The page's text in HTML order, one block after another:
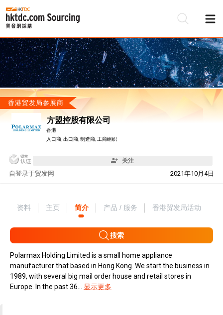
香港贸发局参展商
方盟控股有限公司
香港
入口商, 出口商, 制造商, 工商组织
关注
自 2021年10月4日
登录于贸发网
资料 主页 简介 产品 / 服务 香港贸发局活动
搜索
Polarmax Holding Limited is a small home appliance
manufacturer that based in Hong Kong. We start the business in
1989, with several big mail order house and retail stores in
Europe. In the past 36...
显示更多